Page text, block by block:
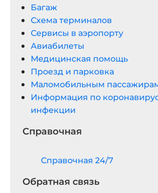
Багаж
Схема терминалов
Сервисы в аэропорту
Авиабилеты
Медицинская помощь
Проезд и парковка
Маломобильным
Информация по
инфекции
Справочная
Cправочная 24/7
Обратная связь